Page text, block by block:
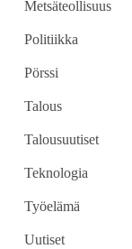
Metsäteollisuus
Politiikka
Pörssi
Talous
Talousuutiset
Teknologia
Työelämä
Uutiset